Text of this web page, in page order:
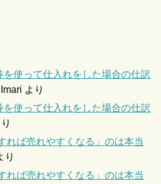
使って仕入れをした場合の仕訳
より
使って仕入れをした場合の仕訳
れば売れやすくなる」のは本当
り
れば売れやすくなる」のは本当